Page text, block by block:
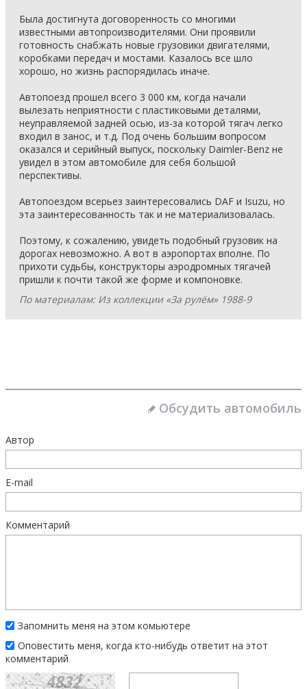
Была достигнута договоренность со многими
известными автопроизводителями. Они проявили
готовность снабжать новые грузовики двигателями,
коробками передач и мостами. Казалось все шло
хорошо, но жизнь распорядилась иначе.
Автопоезд прошел всего 3 000 км, когда начали
вылезать неприятности с пластиковыми деталями,
неуправляемой задней осью, из-за которой тягач легко
входил в занос, и т.д. Под очень большим вопросом
оказался и серийный выпуск, поскольку Daimler-Benz не
увидел в этом автомобиле для себя большой
перспективы.
Автопоездом всерьез заинтересовались DAF и Isuzu, но
эта заинтересованность так и не материализовалась.
Поэтому, к сожалению, увидеть подобный грузовик на
дорогах невозможно. А вот в аэропортах вполне. По
прихоти судьбы, конструкторы аэродромных тягачей
пришли к почти такой же форме и компоновке.
По материалам: Из коллекции «За рулём» 1988-9
Обсудить автомобиль
Автор
E-mail
Комментарий
Запомнить меня на этом комьютере
Оповестить меня, когда кто-нибудь ответит на этот
комментарий